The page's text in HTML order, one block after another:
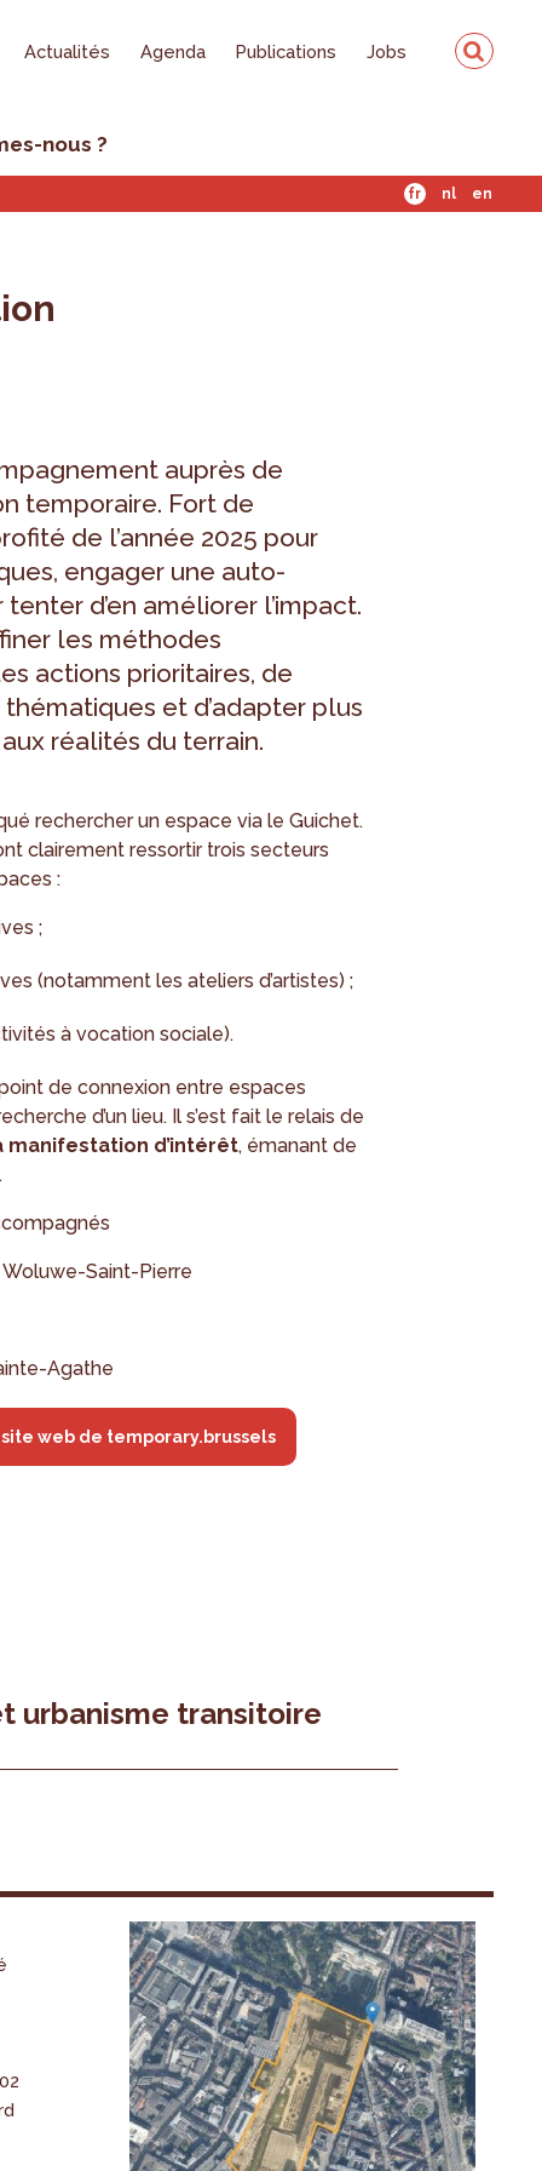
Actualités Agenda Publications Jobs
nous ?
fr nl en
auprès de
temporaire. Fort de
de l’année 2025 pour
engager une auto-
d’en améliorer l’impact.
les méthodes
actions prioritaires, de
et d’adapter plus
réalités du terrain.
rechercher un espace via le Guichet.
clairement ressortir trois secteurs
:
;
(notamment les ateliers d’artistes) ;
à vocation sociale).
de connexion entre espaces
d’un lieu. Il s’est fait le relais de
manifestation d’intérêt, émanant de
Saint-Pierre
Agathe
web de temporary.brussels
urbanisme transitoire